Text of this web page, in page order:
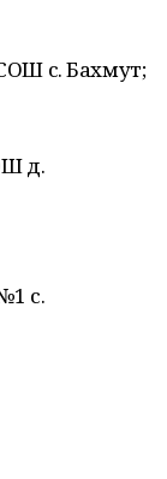
с. Бахмут;
д.
с.